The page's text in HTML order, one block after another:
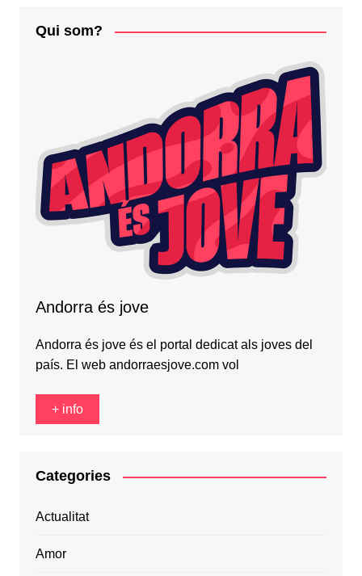
Qui som?
Andorra és jove
Andorra és jove és el portal dedicat als joves del
país. El web andorraesjove.com vol
+ info
Categories
Actualitat
Amor